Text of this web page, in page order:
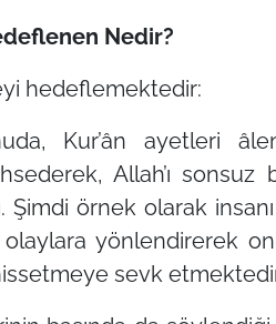
Nedir?
hedeflemektedir:
Kur’ân ayetleri
Allah’ı
Şimdi örnek olarak
olaylara yönlendirerek
sevk